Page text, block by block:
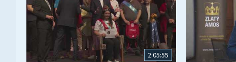
2:05:55